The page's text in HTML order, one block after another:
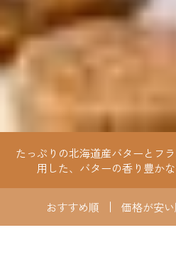
たっぷりの北海道産バターとフ
用した、バターの香り豊か
おすすめ順 価格が安